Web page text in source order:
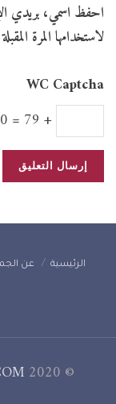
احفظ اسمي، بريدي
لاستخدامها المرة
WC Captcha
+ 79 = 80
الرئيسية عن
© 2020